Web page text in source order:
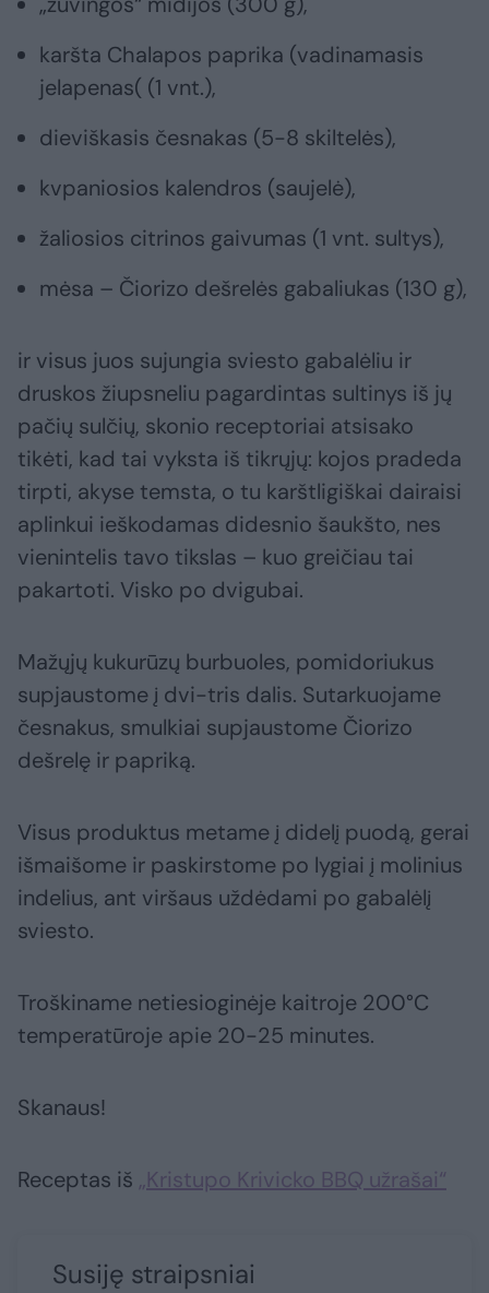
karšta Chalapos paprika (vadinamasis
jelapenas( (1 vnt.),
dieviškasis česnakas (5-8 skiltelės),
kvpaniosios kalendros (saujelė),
žaliosios citrinos gaivumas (1 vnt. sultys),
mėsa – Čiorizo dešrelės gabaliukas (130 g),
ir visus juos sujungia sviesto gabalėliu ir
druskos žiupsneliu pagardintas sultinys iš jų
pačių sulčių, skonio receptoriai atsisako
tikėti, kad tai vyksta iš tikrųjų: kojos pradeda
tirpti, akyse temsta, o tu karštligiškai dairaisi
aplinkui ieškodamas didesnio šaukšto, nes
vienintelis tavo tikslas – kuo greičiau tai
pakartoti. Visko po dvigubai.
Mažųjų kukurūzų burbuoles, pomidoriukus
supjaustome į dvi-tris dalis. Sutarkuojame
️česnakus, smulkiai supjaustome Čiorizo
dešrelę ir papriką.
Visus produktus metame į didelį puodą, gerai
išmaišome ir paskirstome po lygiai į molinius
indelius, ant viršaus uždėdami po gabalėlį
sviesto.
Troškiname netiesioginėje kaitroje 200°C
temperatūroje apie 20-25 minutes.
Skanaus!
Receptas iš „Kristupo Krivicko BBQ užrašai“
Susiję straipsniai